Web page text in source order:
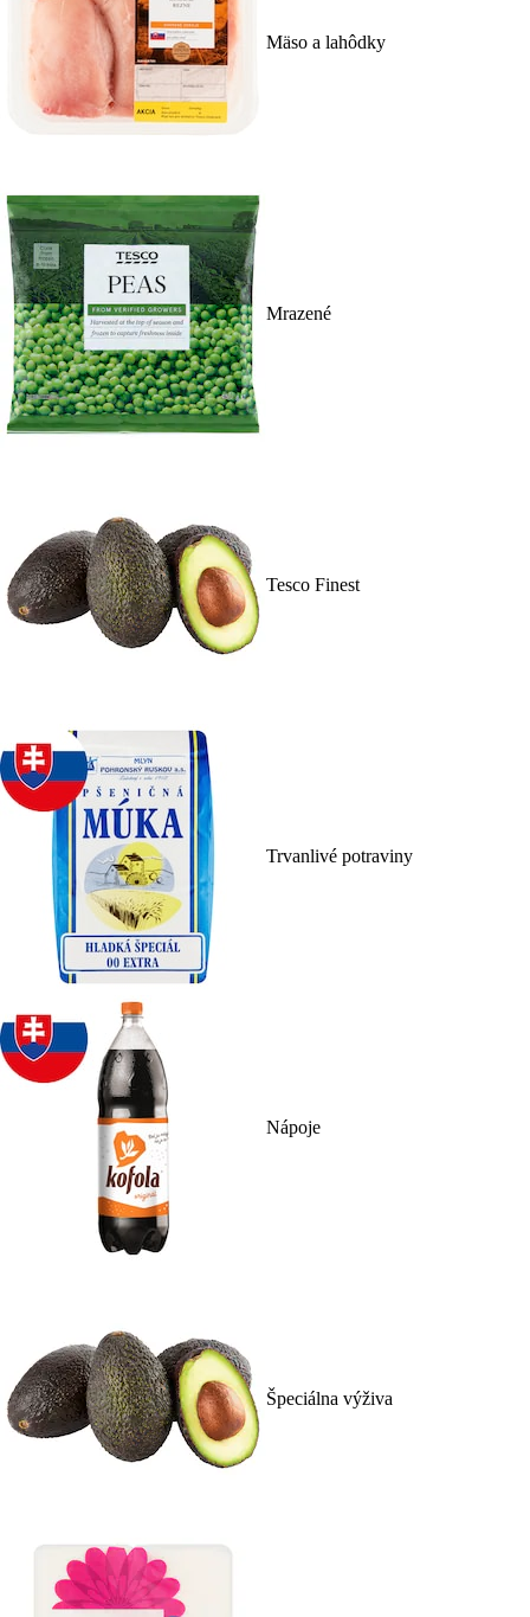
Mäso a lahôdky
Mrazené
Tesco Finest
Trvanlivé potraviny
Nápoje
Špeciálna výživa